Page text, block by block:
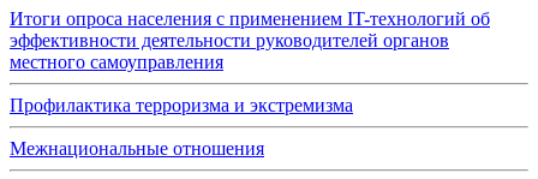
Итоги опроса населения с применением IT-технологий об
эффективности деятельности руководителей органов
местного самоуправления
Профилактика терроризма и экстремизма
Межнациональные отношения